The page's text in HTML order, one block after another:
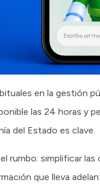
en la gestión
las 24 horas y
del Estado es clave.
rumbo: simplificar
que lleva